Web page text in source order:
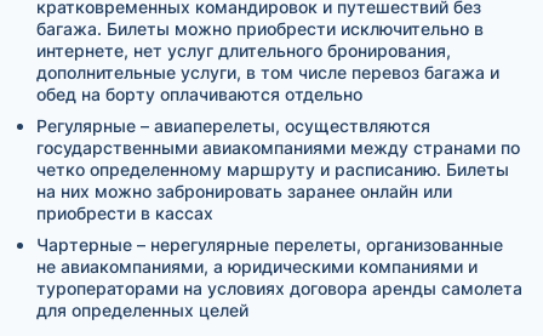
кратковременных командировок и путешествий без
багажа. Билеты можно приобрести исключительно в
интернете, нет услуг длительного бронирования,
дополнительные услуги, в том числе перевоз багажа и
обед на борту оплачиваются отдельно
Регулярные – авиаперелеты, осуществляются
государственными авиакомпаниями между странами по
четко определенному маршруту и расписанию. Билеты
на них можно забронировать заранее онлайн или
приобрести в кассах
Чартерные – нерегулярные перелеты, организованные
не авиакомпаниями, а юридическими компаниями и
туроператорами на условиях договора аренды самолета
для определенных целей